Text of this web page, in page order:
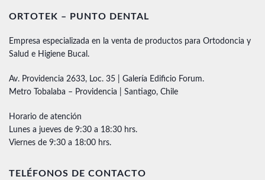
ORTOTEK – PUNTO DENTAL
Empresa especializada en la venta de productos para Ortodoncia y
Salud e Higiene Bucal.
Av. Providencia 2633, Loc. 35 | Galería Edificio Forum.
Metro Tobalaba – Providencia | Santiago, Chile
Horario de atención
Lunes a jueves de 9:30 a 18:30 hrs.
Viernes de 9:30 a 18:00 hrs.
TELÉFONOS DE CONTACTO